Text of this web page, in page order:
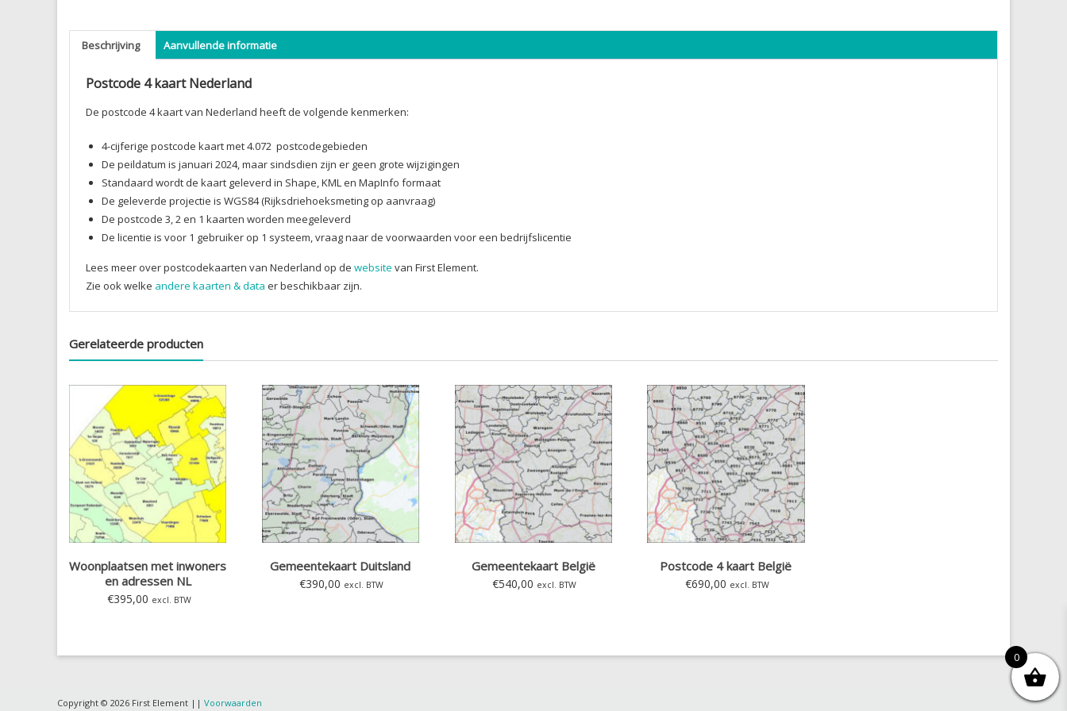
Beschrijving Aanvullende informatie
Postcode 4 kaart Nederland
De postcode 4 kaart van Nederland heeft de volgende kenmerken:
4-cijferige postcode kaart met 4.072 postcodegebieden
De peildatum is januari 2024, maar sindsdien zijn er geen grote wijzigingen
Standaard wordt de kaart geleverd in Shape, KML en MapInfo formaat
De geleverde projectie is WGS84 (Rijksdriehoeksmeting op aanvraag)
De postcode 3, 2 en 1 kaarten worden meegeleverd
De licentie is voor 1 gebruiker op 1 systeem, vraag naar de voorwaarden voor een bedrijfslicentie
Lees meer over postcodekaarten van Nederland op de website van First Element.
Zie ook welke andere kaarten & data er beschikbaar zijn.
Gerelateerde producten
Woonplaatsen met inwoners
en adressen NL
€395,00 excl. BTW
Gemeentekaart Duitsland
€390,00 excl. BTW
Gemeentekaart België
€540,00 excl. BTW
Postcode 4 kaart België
€690,00 excl. BTW
Copyright © 2026 First Element || Voorwaarden
0